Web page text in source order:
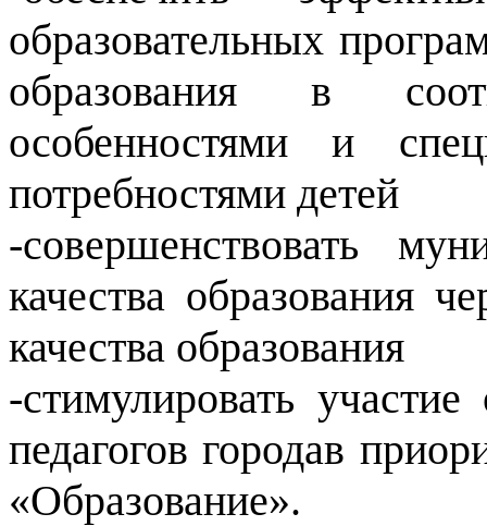
образовательных
образования в
особенностями и
потребностями детей
-совершенствовать
качества образования
качества образования
-стимулировать
педагогов городав
«Образование».